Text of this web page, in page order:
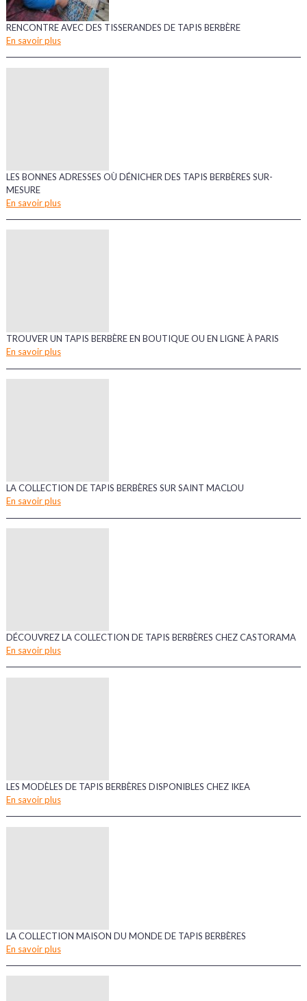
RENCONTRE AVEC DES TISSERANDES DE TAPIS BERBÈRE
En savoir plus
LES BONNES ADRESSES OÙ DÉNICHER DES TAPIS BERBÈRES SUR-
MESURE
En savoir plus
TROUVER UN TAPIS BERBÈRE EN BOUTIQUE OU EN LIGNE À PARIS
En savoir plus
LA COLLECTION DE TAPIS BERBÈRES SUR SAINT MACLOU
En savoir plus
DÉCOUVREZ LA COLLECTION DE TAPIS BERBÈRES CHEZ CASTORAMA
En savoir plus
LES MODÈLES DE TAPIS BERBÈRES DISPONIBLES CHEZ IKEA
En savoir plus
LA COLLECTION MAISON DU MONDE DE TAPIS BERBÈRES
En savoir plus